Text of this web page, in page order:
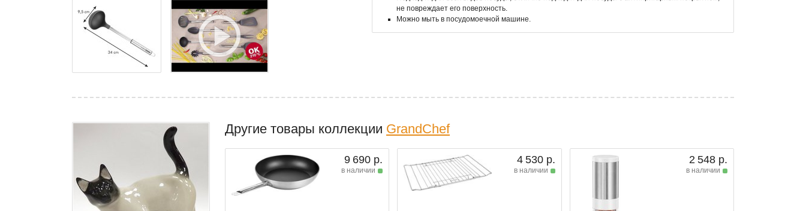
не повреждает его поверхность.
Можно мыть в посудомоечной машине.
Другие товары коллекции GrandChef
9 690 р.
в наличии
4 530 р.
в наличии
2 548 р.
в наличии